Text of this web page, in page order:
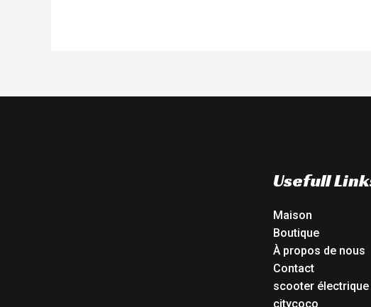
Usefull
Maison
Boutique
À propos de nous
Contact
scooter électrique
citycoco